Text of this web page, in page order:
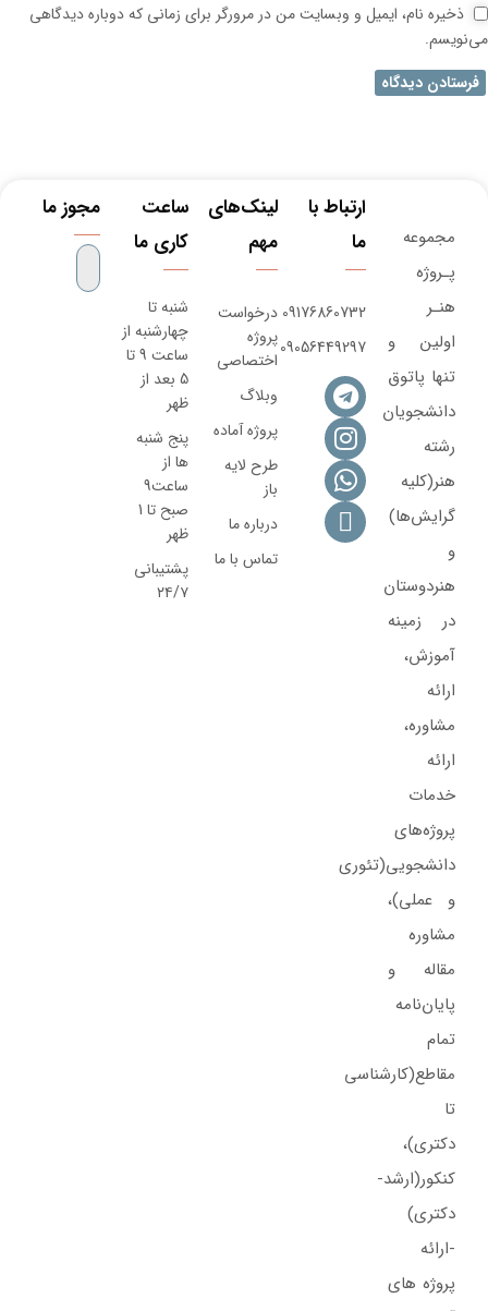
ذخیره نام، ایمیل و وبسایت من در مرورگر برای زمانی که دوباره دیدگاهی
می‌نویسم.
مجموعه
پـروژه‌
هنـر
اولین و
تنها پاتوق
دانشجویان
رشته
هنر(کلیه
گرایش‌ها)
و
هنردوستان
در زمینه
آموزش،
ارائه‌
مشاوره‌،
ارائه
خدمات
پروژه‌های‌
دانشجویی(تئوری
و عملی)،
مشاوره
مقاله و
پایان‌نامه
تمام
مقاطع(کارشناسی
تا
دکتری)،
کنکور(ارشد-
دکتری)
-ارائه
پروژه های
ارتباط با
ما
09176860732
09056449297
لینک‌های
مهم
درخواست
پروژه
اختصاصی
وبلاگ
پروژه آماده
طرح لایه
باز
درباره ما
تماس با ما
ساعت
کاری ما
شنبه تا
چهارشنبه از
ساعت 9 تا
5 بعد از
ظهر
پنج شنبه
ها از
ساعت9
صبح تا 1
ظهر
پشتیبانی
۲۴/۷
مجوز ما